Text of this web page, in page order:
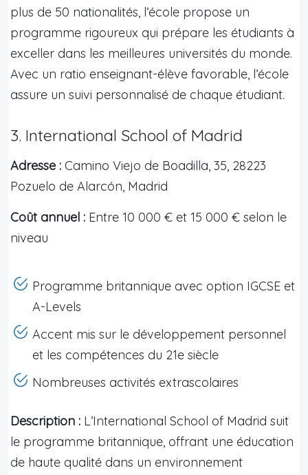
plus de 50 nationalités, l’école propose un
programme rigoureux qui prépare les étudiants à
exceller dans les meilleures universités du monde.
Avec un ratio enseignant-élève favorable, l’école
assure un suivi personnalisé de chaque étudiant.
3. International School of Madrid
Adresse : Camino Viejo de Boadilla, 35, 28223
Pozuelo de Alarcón, Madrid
Coût annuel : Entre 10 000 € et 15 000 € selon le
niveau
Programme britannique avec option IGCSE et
A-Levels
Accent mis sur le développement personnel
et les compétences du 21e siècle
Nombreuses activités extrascolaires
Description : L’International School of Madrid suit
le programme britannique, offrant une éducation
de haute qualité dans un environnement